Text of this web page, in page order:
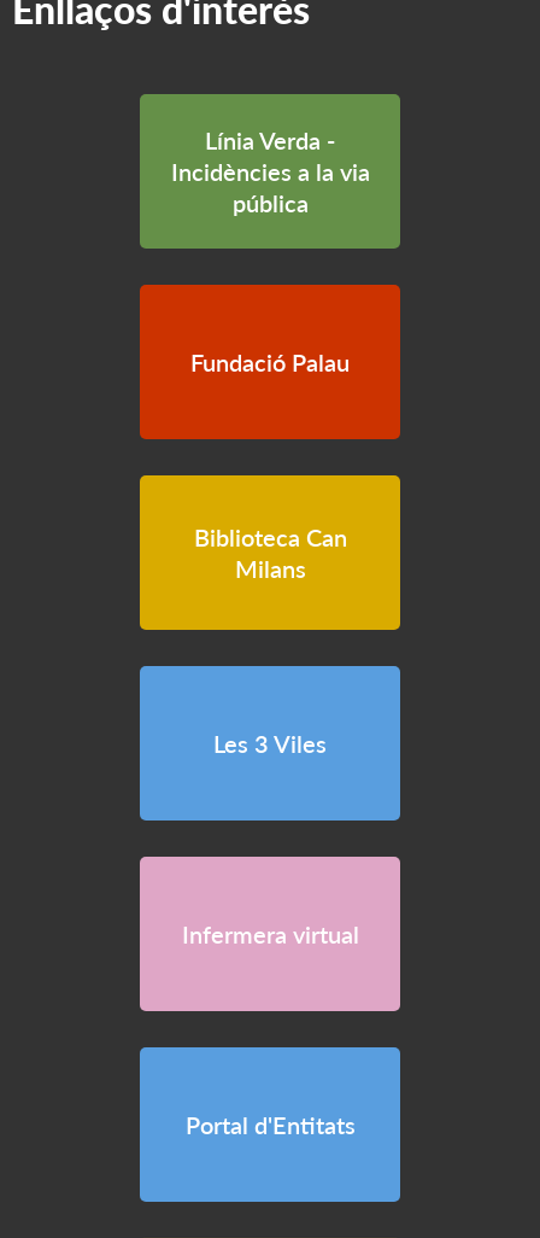
Línia Verda -
Incidències a la via
pública
Fundació Palau
Biblioteca Can
Milans
Les 3 Viles
Infermera virtual
Portal d'Entitats